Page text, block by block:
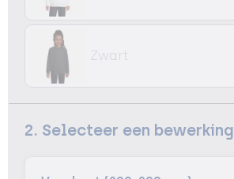
Zwart
2. Selecteer een bewerking